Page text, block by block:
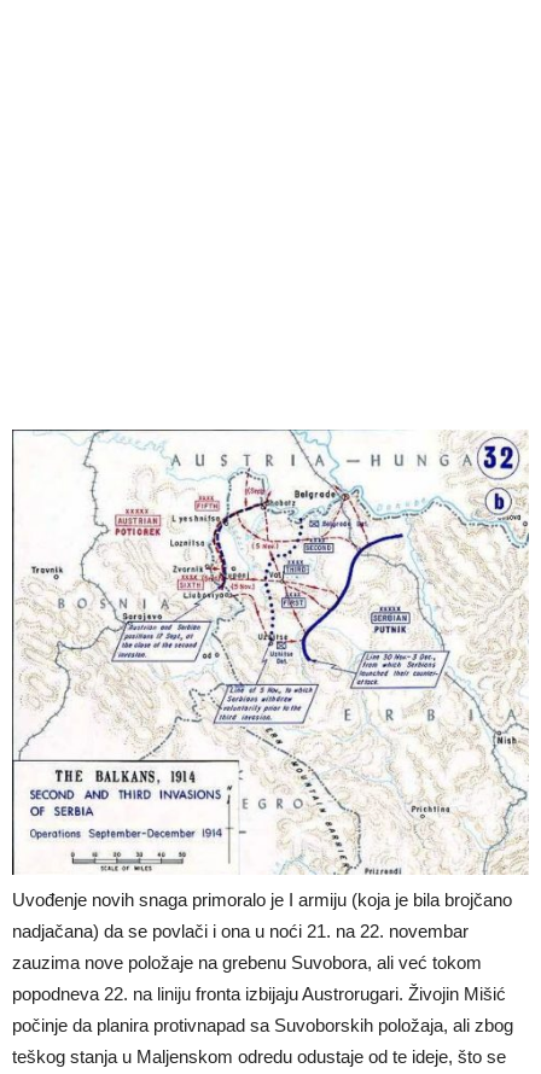
Uvođenje novih snaga primoralo je I armiju (koja je bila brojčano
nadjačana) da se povlači i ona u noći 21. na 22. novembar
zauzima nove položaje na grebenu Suvobora, ali već tokom
popodneva 22. na liniju fronta izbijaju Austrorugari. Živojin Mišić
počinje da planira protivnapad sa Suvoborskih položaja, ali zbog
teškog stanja u Maljenskom odredu odustaje od te ideje, što se